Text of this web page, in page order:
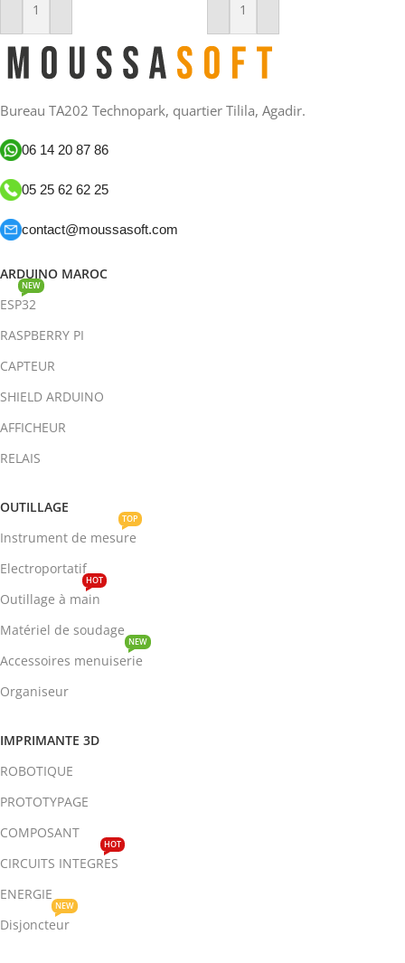
Ajouter Au Panier Ajouter Au Panier
Bureau TA202 Technopark, quartier Tilila, Agadir.
06 14 20 87 86
05 25 62 62 25
contact@moussasoft.com
ARDUINO MAROC
ESP32
NEW
RASPBERRY PI
CAPTEUR
SHIELD ARDUINO
AFFICHEUR
RELAIS
OUTILLAGE
Instrument de mesure
TOP
Electroportatif
Outillage à main
HOT
Matériel de soudage
Accessoires menuiserie
NEW
Organiseur
IMPRIMANTE 3D
ROBOTIQUE
PROTOTYPAGE
COMPOSANT
CIRCUITS INTEGRES
HOT
ENERGIE
Disjoncteur
NEW